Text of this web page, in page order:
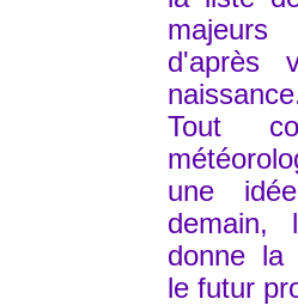
d'après
Tout
une
demain,
donne la
le futur